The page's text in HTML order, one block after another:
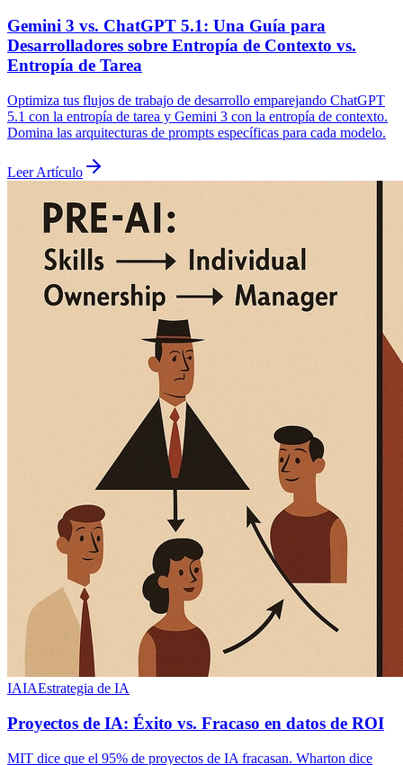
Gemini 3 vs. ChatGPT 5.1: Una Guía para
Desarrolladores sobre Entropía de Contexto vs.
Entropía de Tarea
Optimiza tus flujos de trabajo de desarrollo emparejando ChatGPT
5.1 con la entropía de tarea y Gemini 3 con la entropía de contexto.
Domina las arquitecturas de prompts específicas para cada modelo.
Leer Artículo
IAIAEstrategia de IA
Proyectos de IA: Éxito vs. Fracaso en datos de ROI
MIT dice que el 95% de proyectos de IA fracasan. Wharton dice